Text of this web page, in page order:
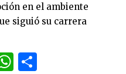
en el ambiente
siguió su carrera
WhatsApp